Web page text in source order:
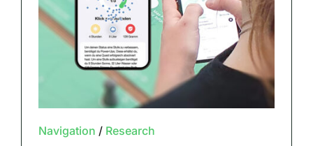
Navigation / Research